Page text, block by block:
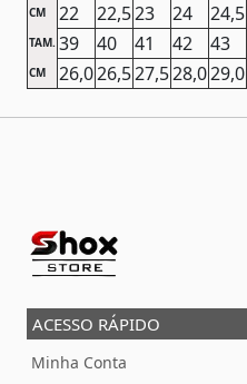
CM 22 22,523 24 24,5
TAM. 39 40 41 42 43
CM 26,026,527,528,029,0
ACESSO RÁPIDO
Minha Conta